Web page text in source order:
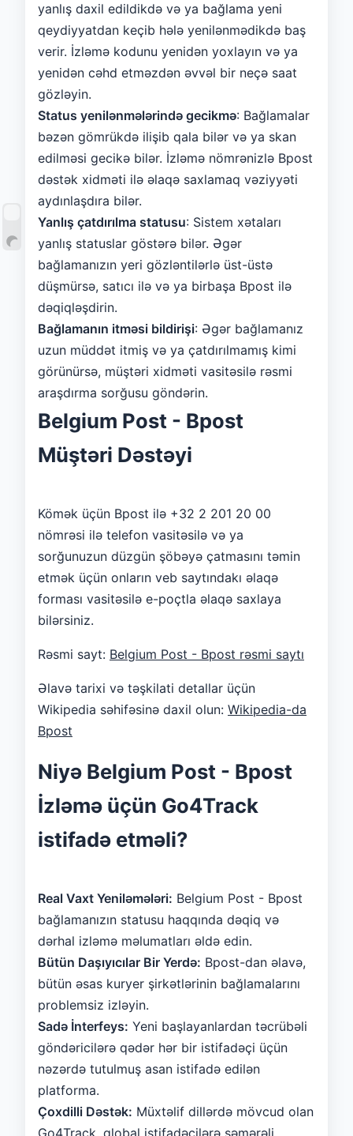
yanlış daxil edildikdə və ya bağlama yeni
qeydiyyatdan keçib hələ yenilənmədikdə baş
verir. İzləmə kodunu yenidən yoxlayın və ya
yenidən cəhd etməzdən əvvəl bir neçə saat
gözləyin.
Status yenilənmələrində gecikmə: Bağlamalar
bəzən gömrükdə ilişib qala bilər və ya skan
edilməsi gecikə bilər. İzləmə nömrənizlə Bpost
dəstək xidməti ilə əlaqə saxlamaq vəziyyəti
aydınlaşdıra bilər.
Yanlış çatdırılma statusu: Sistem xətaları
yanlış statuslar göstərə bilər. Əgər
bağlamanızın yeri gözləntilərlə üst-üstə
düşmürsə, satıcı ilə və ya birbaşa Bpost ilə
dəqiqləşdirin.
Bağlamanın itməsi bildirişi: Əgər bağlamanız
uzun müddət itmiş və ya çatdırılmamış kimi
görünürsə, müştəri xidməti vasitəsilə rəsmi
araşdırma sorğusu göndərin.
Belgium Post - Bpost
Müştəri Dəstəyi
Kömək üçün Bpost ilə +32 2 201 20 00
nömrəsi ilə telefon vasitəsilə və ya
sorğunuzun düzgün şöbəyə çatmasını təmin
etmək üçün onların veb saytındakı əlaqə
forması vasitəsilə e-poçtla əlaqə saxlaya
bilərsiniz.
Rəsmi sayt: Belgium Post - Bpost rəsmi saytı
Əlavə tarixi və təşkilati detallar üçün
Wikipedia səhifəsinə daxil olun: Wikipedia-da
Bpost
Niyə Belgium Post - Bpost
İzləmə üçün Go4Track
istifadə etməli?
Real Vaxt Yeniləmələri: Belgium Post - Bpost
bağlamanızın statusu haqqında dəqiq və
dərhal izləmə məlumatları əldə edin.
Bütün Daşıyıcılar Bir Yerdə: Bpost-dan əlavə,
bütün əsas kuryer şirkətlərinin bağlamalarını
problemsiz izləyin.
Sadə İnterfeys: Yeni başlayanlardan təcrübəli
göndəricilərə qədər hər bir istifadəçi üçün
nəzərdə tutulmuş asan istifadə edilən
platforma.
Çoxdilli Dəstək: Müxtəlif dillərdə mövcud olan
Go4Track, qlobal istifadəçilərə səmərəli